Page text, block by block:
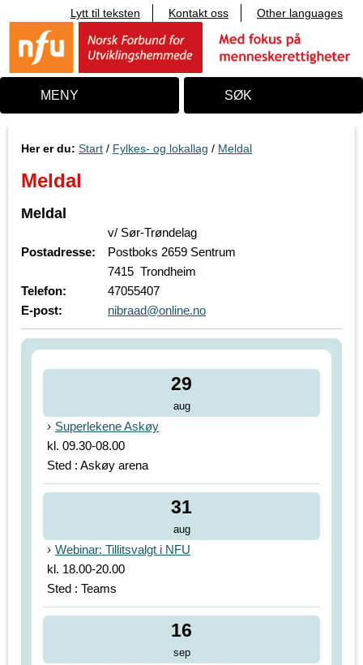
i
n
o
Lytt til teksten Kontakt oss Other languages
MENY SØK
Her er du: Start / Fylkes- og lokallag / Meldal
Meldal
Meldal
v/ Sør-Trøndelag
Postadresse:
Postboks 2659 Sentrum
7415 Trondheim
Telefon:
47055407
E-post:
nibraad@online.no
29
aug
Superlekene Askøy
kl. 09.30-08.00
Sted : Askøy arena
31
aug
Webinar: Tillitsvalgt i NFU
kl. 18.00-20.00
Sted : Teams
16
sep